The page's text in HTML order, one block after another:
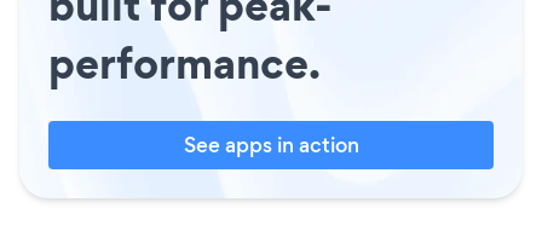
performance.
See apps in action